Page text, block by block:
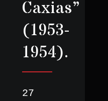
Caxias”
(1953-
1954).
27